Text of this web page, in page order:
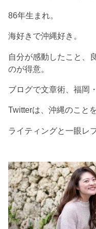
86年生まれ。
海好きで沖縄好き。
自分が感動したこと、
のが得意。
ブログで文章術、福岡
Twitterは、沖縄のこと
ライティングと一眼レ